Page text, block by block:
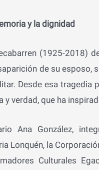
y la dignidad
(1925-2018)
de su esposo,
Desde esa tragedia
y verdad, que ha
Ana González,
Lonquén, la
Culturales